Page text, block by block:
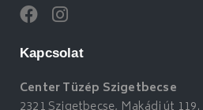
Kapcsolat
Center Tüzép Szigetbecse